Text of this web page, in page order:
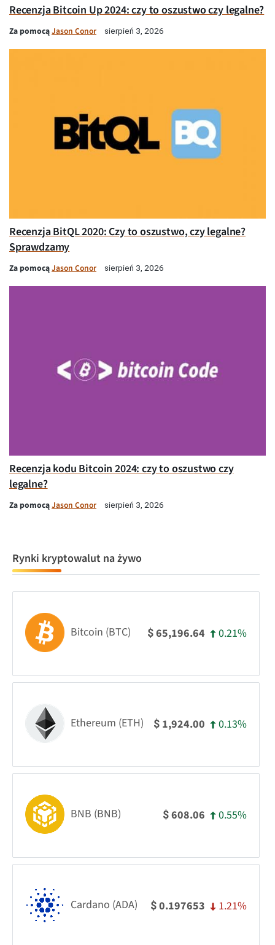
Recenzja Bitcoin Up 2024: czy to oszustwo czy legalne?
Za pomocąJason Conor sierpień 3, 2026
Recenzja BitQL 2020: Czy to oszustwo, czy legalne?
Sprawdzamy
Za pomocąJason Conor sierpień 3, 2026
Recenzja kodu Bitcoin 2024: czy to oszustwo czy
legalne?
Za pomocąJason Conor sierpień 3, 2026
Rynki kryptowalut na żywo
Bitcoin (BTC) $65,196.64 0.21%
Ethereum (ETH) $ 1,924.00 0.13%
BNB (BNB) $608.06 0.55%
Cardano (ADA) $0.197653 1.21%